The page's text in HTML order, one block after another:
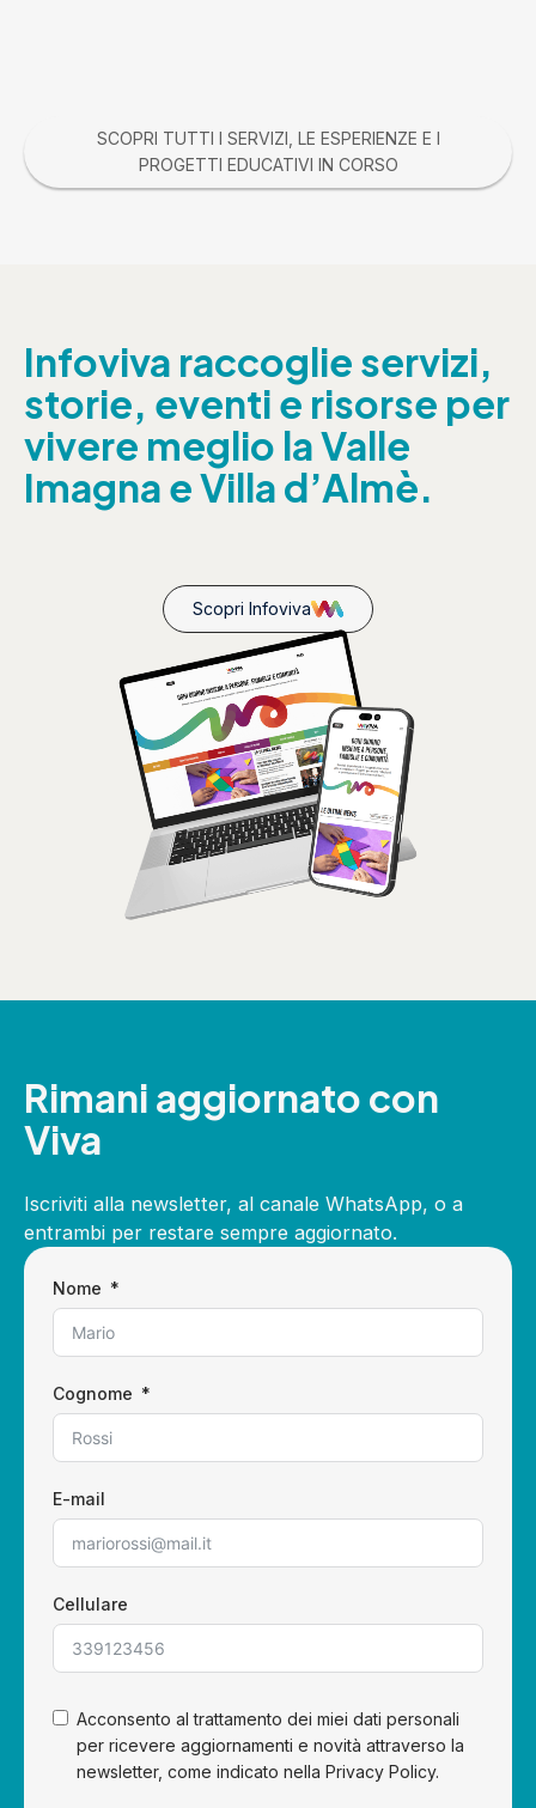
SCOPRI TUTTI I SERVIZI, LE ESPERIENZE E I
PROGETTI EDUCATIVI IN CORSO
Infoviva raccoglie servizi,
storie, eventi e risorse per
vivere meglio la Valle
Imagna e Villa d’Almè.
Scopri Infoviva
Rimani aggiornato con
Viva
Iscriviti alla newsletter, al canale WhatsApp, o a
entrambi per restare sempre aggiornato.
Nome
Cognome
E-mail
Cellulare
Acconsento al trattamento dei miei dati personali
per ricevere aggiornamenti e novità attraverso la
newsletter, come indicato nella Privacy Policy.